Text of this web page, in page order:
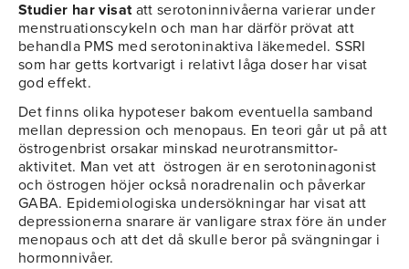
Studier har visatatt serotoninnivåerna varierar under
menstruationscykeln och man har därför prövat att
behandla PMS med serotoninaktiva läkemedel. SSRI
som har getts kortvarigt i relativt låga doser har visat
god effekt.
Det finns olika hypoteser bakom eventuella samband
mellan depression och menopaus. En teori går ut på att
östrogenbrist orsakar minskad neurotransmittor-
aktivitet. Man vet att östrogen är en serotoninagonist
och östrogen höjer också noradrenalin och påverkar
GABA. Epidemiologiska undersökningar har visat att
depressionerna snarare är vanligare strax före än under
menopaus och att det då skulle beror på svängningar i
hormonnivåer.